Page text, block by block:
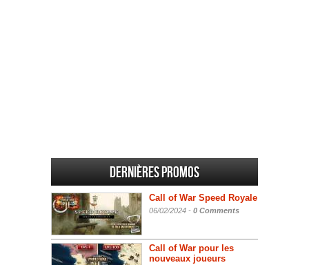
Dernières promos
Call of War Speed Royale
06/02/2024 - 0 Comments
Call of War pour les
nouveaux joueurs